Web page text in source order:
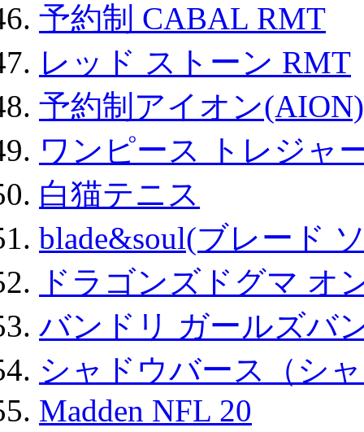
予約制 CABAL RMT
レッド ストーン RMT
予約制アイオン
ワンピース トレジャ
白猫テニス
blade&soul(ブレード
ドラゴンズドグマ オ
バンドリ ガールズバ
シャドウバース（シ
Madden NFL 20